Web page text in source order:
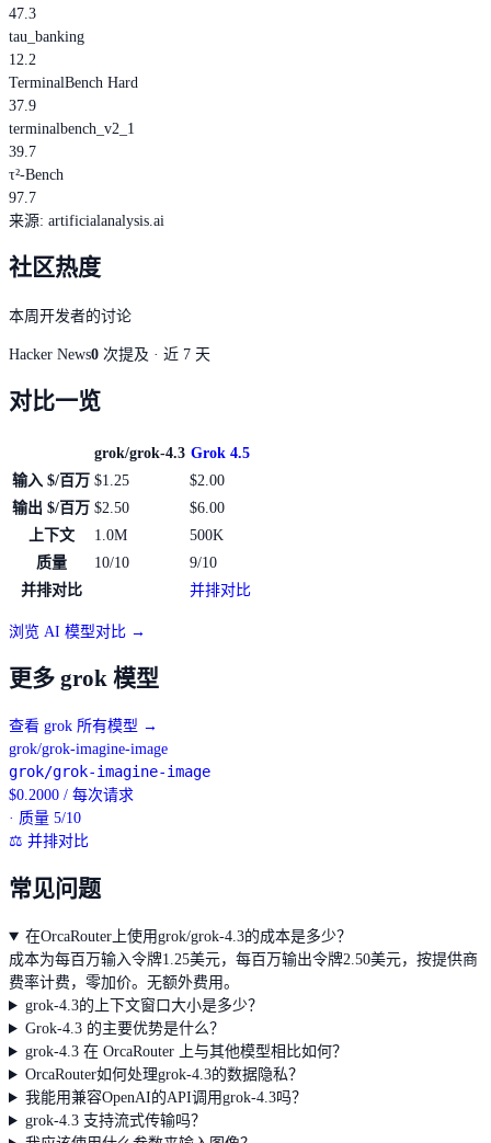
47.3
tau_banking
12.2
TerminalBench Hard
37.9
terminalbench_v2_1
39.7
τ²-Bench
97.7
来源: artificialanalysis.ai
社区热度
本周开发者的讨论
Hacker News0 次提及 · 近 7 天
对比一览
grok/grok-4.3 Grok 4.5
输入 $/百万 $1.25
$2.00
输出 $/百万 $2.50
$6.00
上下文
1.0M
500K
质量
10/10
9/10
并排对比
并排对比
浏览 AI 模型对比 →
更多 grok 模型
查看 grok 所有模型 →
grok/grok-imagine-image
grok/grok-imagine-image
$0.2000 / 每次请求
· 质量 5/10
⚖ 并排对比
常见问题
在OrcaRouter上使用grok/grok-4.3的成本是多少？
成本为每百万输入令牌1.25美元，每百万输出令牌2.50美元，按提供商
费率计费，零加价。无额外费用。
grok-4.3的上下文窗口大小是多少？
Grok-4.3 的主要优势是什么？
grok-4.3 在 OrcaRouter 上与其他模型相比如何？
OrcaRouter如何处理grok-4.3的数据隐私？
我能用兼容OpenAI的API调用grok-4.3吗？
grok-4.3 支持流式传输吗？